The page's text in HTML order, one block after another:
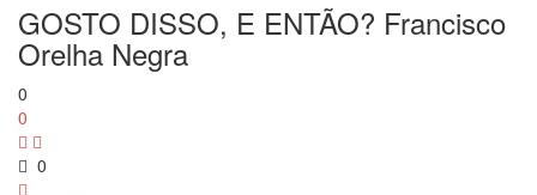
GOSTO DISSO, E ENTÃO? Francisco
Orelha Negra
0
0
0